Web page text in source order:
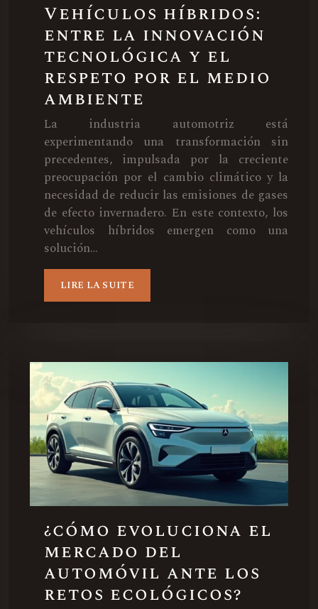
Vehículos híbridos:
entre la innovación
tecnológica y el
respeto por el medio
ambiente
La industria automotriz está
experimentando una transformación sin
precedentes, impulsada por la creciente
preocupación por el cambio climático y la
necesidad de reducir las emisiones de gases
de efecto invernadero. En este contexto, los
vehículos híbridos emergen como una
solución…
LIRE LA SUITE
¿cómo evoluciona el
mercado del
automóvil ante los
retos ecológicos?